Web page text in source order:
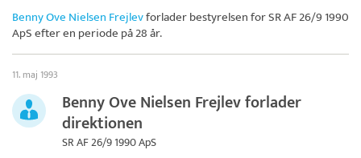
Benny Ove Nielsen Frejlevforlader bestyrelsen forSR AF 26/9 1990
ApSefter en periode på 28 år.
11. maj 1993
Benny Ove Nielsen Frejlev forlader
direktionen
SR AF 26/9 1990 ApS